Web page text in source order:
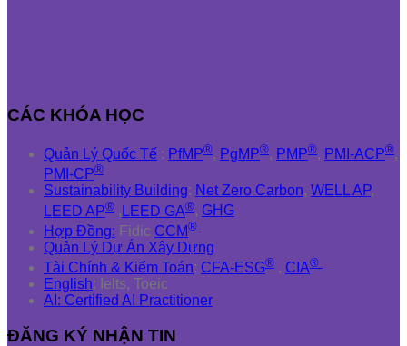
CÁC KHÓA HỌC
Quản Lý Quốc Tế : PfMP®, PgMP®, PMP®, PMI-ACP®,
PMI-CP®
Sustainability Building: Net Zero Carbon, WELL AP,
LEED AP® , LEED GA®, GHG
Hợp Đồng: Fidic CCM®
Quản Lý Dự Án Xây Dựng
Tài Chính & Kiểm Toán: CFA-ESG® , CIA®
English: Ielts, Toeic
AI: Certified AI Practitioner
ĐĂNG KÝ NHẬN TIN